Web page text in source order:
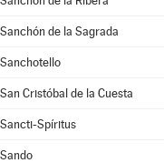
Sanchón de la Sagrada
Sanchotello
San Cristóbal de la Cuesta
Sancti-Spíritus
Sando